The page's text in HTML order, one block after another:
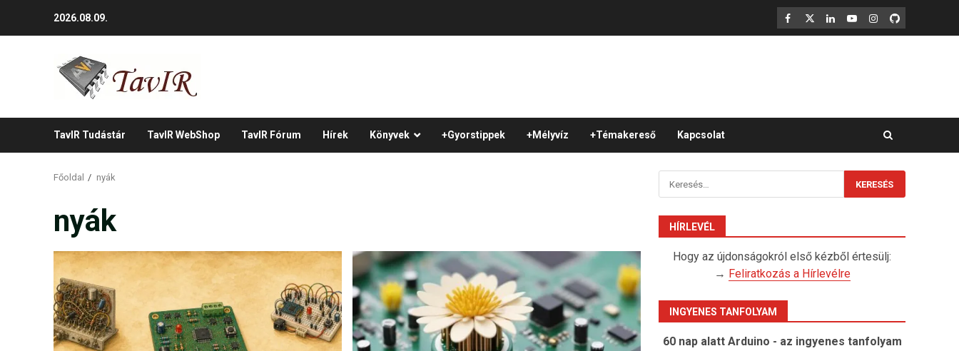
2026.08.09. F X LinkedIn
YouTubeInstagram
GitHub
TavIR Tudástár TavIR WebShop TavIR Fórum Hírek Könyvek +Gyorstippek +Mélyvíz +Témakereső Kapcsolat
Főoldal nyák
nyák
Keresés:
HÍRLEVÉL
Hogy az újdonságokról első kézből értesülj:
→ Feliratkozás a Hírlevélre
INGYENES TANFOLYAM
60 nap alatt Arduino - az ingyenes tanfolyam